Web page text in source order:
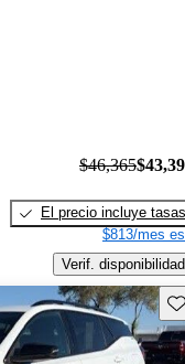
$46,365
El precio incluye tasas
$813/mes
Verif. disponibilidad